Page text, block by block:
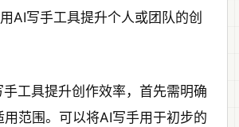
AI写手工具提升个人或团队的创
工具提升创作效率，首先需明确
用范围。可以将AI写手用于初步的